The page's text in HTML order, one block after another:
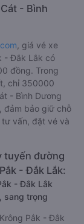
- Bình
, giá vé xe
- Đắk Lắk có
đồng. Trong
chỉ 350000
- Bình Dương
đảm bảo giữ chỗ
tư vấn, đặt vé và
tuyến đường
- Đắk Lắk:
- Đắk Lắk
sang trọng
Pắk - Đắk